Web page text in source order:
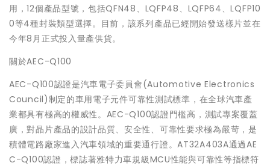
用，12個產品型號，包括QFN48、LQFP48、LQFP64、LQFP10
0等4種封裝類型選擇。目前，該系列產品已經開始發送樣片並在
今年8月正式投入量產供貨。
關於AEC-Q100
AEC-Q100認證是汽車電子委員會(Automotive Electronics
Council)制定的車用電子元件可靠性測試標準，在全球汽車產
業都具有極高的權威性。AEC-Q100認證門檻高，測試專案覆蓋
廣，對晶片產品的設計品質、安全性、可靠性要求極為嚴苛，是
積體電路廠家進入汽車領域的重要通行證。AT32A403A通過AE
C-Q100認證，標誌著雅特力車規級MCU性能與可靠性等指標符